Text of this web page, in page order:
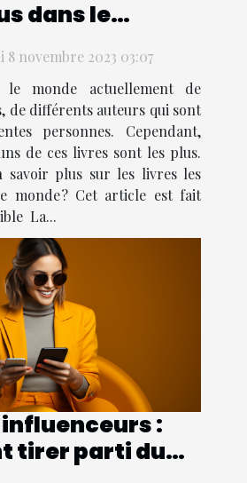
dans le
novembre 2023 03:07
monde actuellement de
de différents auteurs qui sont
personnes. Cependant,
de ces livres sont les plus.
savoir plus sur les livres les
monde ? Cet article est fait
La...
influenceurs :
tirer parti du